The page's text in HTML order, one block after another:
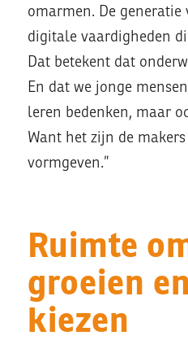
omarmen. De
digitale vaardigheden
Dat betekent dat
En dat we jonge
leren bedenken, maar
Want het zijn de
vormgeven.”
Ruimte
groeien
kiezen